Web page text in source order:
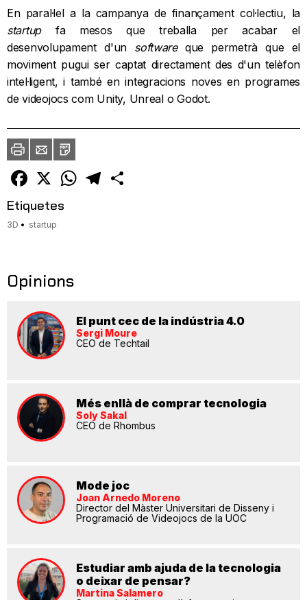
En paral·lel a la campanya de finançament col·lectiu, la
startupfa mesos que treballa per acabar el
desenvolupament d'un softwareque permetrà que el
moviment pugui ser captat directament des d'un telèfon
intel·ligent, i també en integracions noves en programes
de videojocs com Unity, Unreal o Godot.
ImprimirEnvia
un
amic
PDF
Facebook
X WhatsAppTelegram
Etiquetes
3D startup
Opinions
El punt cec de la indústria 4.0
Sergi Moure
CEO de Techtail
Més enllà de comprar tecnologia
Soly Sakal
CEO de Rhombus
Mode joc
Joan Arnedo Moreno
Director del Màster Universitari de Disseny i
Programació de Videojocs de la UOC
Estudiar amb ajuda de la tecnologia
o deixar de pensar?
Martina Salamero